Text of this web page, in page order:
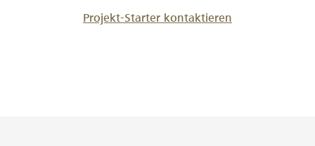
Projekt-Starter kontaktieren